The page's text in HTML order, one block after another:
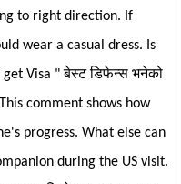
to right direction. If
wear a casual dress. Is
get Visa " बेस्ट डिफेन्स भनेको
This comment shows how
progress. What else can
during the US visit.